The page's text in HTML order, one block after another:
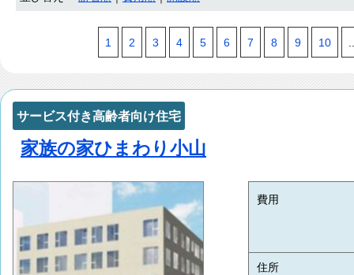
1 2 3 4 5 6 7 8 9 10
サービス付き高齢者向け住宅
家族の家ひまわり小山
費用
住所